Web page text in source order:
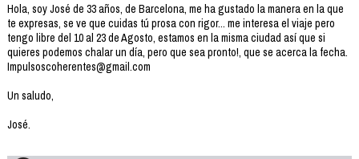
Hola, soy José de 33 años, de Barcelona, me ha gustado la manera en la que
te expresas, se ve que cuidas tú prosa con rigor... me interesa el viaje pero
tengo libre del 10 al 23 de Agosto, estamos en la misma ciudad así que si
quieres podemos chalar un día, pero que sea pronto!, que se acerca la fecha.
Impulsoscoherentes@gmail.com
Un saludo,
José.